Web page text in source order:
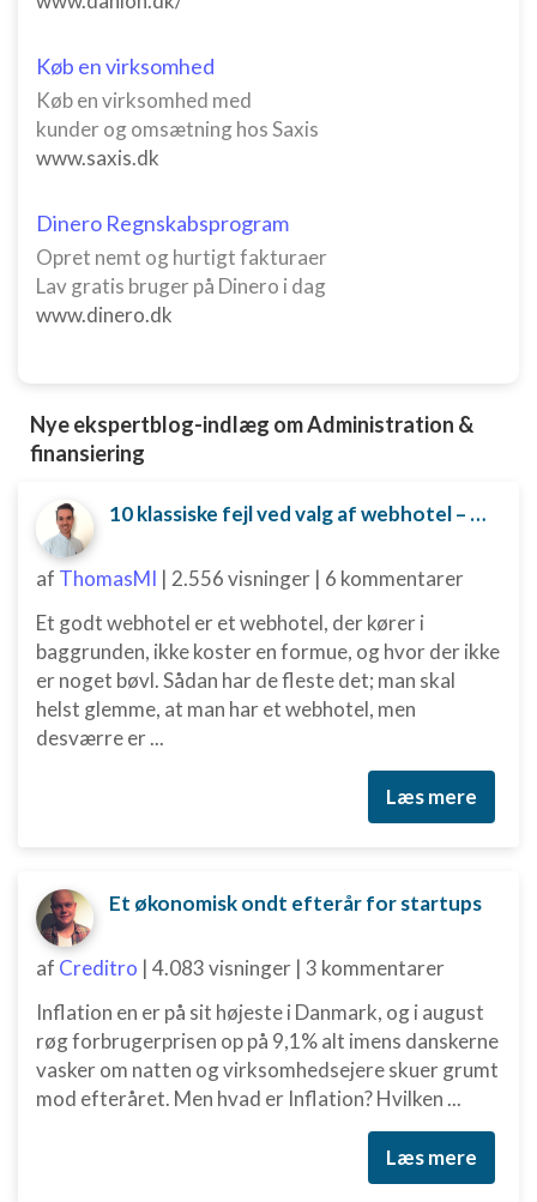
Køb en virksomhed
Køb en virksomhed med
kunder og omsætning hos Saxis
www.saxis.dk
Dinero Regnskabsprogram
Opret nemt og hurtigt fakturaer
Lav gratis bruger på Dinero i dag
www.dinero.dk
Nye ekspertblog-indlæg om Administration &
finansiering
10 klassiske fejl ved valg af webhotel – og hvordan du undgår dem
af ThomasMI | 2.556 visninger | 6 kommentarer
Et godt webhotel er et webhotel, der kører i
baggrunden, ikke koster en formue, og hvor der ikke
er noget bøvl. Sådan har de fleste det; man skal
helst glemme, at man har et webhotel, men
desværre er ...
Læs mere
Et økonomisk ondt efterår for startups
af Creditro | 4.083 visninger | 3 kommentarer
Inflation en er på sit højeste i Danmark, og i august
røg forbrugerprisen op på 9,1% alt imens danskerne
vasker om natten og virksomhedsejere skuer grumt
mod efteråret. Men hvad er Inflation? Hvilken ...
Læs mere
Måle indholdseffektivitet
Forstå målgrupper gennem statistikker eller
kombinationer af oplysninger fra forskellige
kilder
Udvikle og forbedre tjenester
Bruge begrænsede oplysninger til at vælge
indhold
IAB Special Features:
Identificere enheder baseret på aktivt
anmodede oplysninger
Nødvendig
Ydeevne
Funktionel
Annoncering / marketing